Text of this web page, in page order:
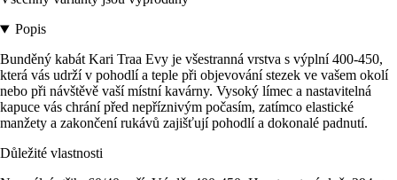
Popis
Bunděný kabát Kari Traa Evy je všestranná vrstva s výplní 400-450,
která vás udrží v pohodlí a teple při objevování stezek ve vašem okolí
nebo při návštěvě vaší místní kavárny. Vysoký límec a nastavitelná
kapuce vás chrání před nepříznivým počasím, zatímco elastické
manžety a zakončení rukávů zajišťují pohodlí a dokonalé padnutí.
Důležité vlastnosti